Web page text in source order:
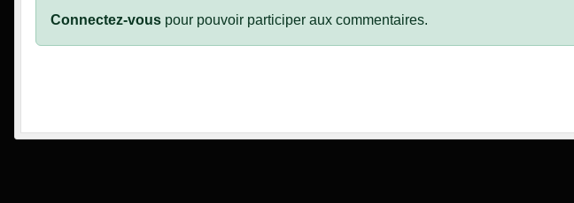
Connectez-vous pour pouvoir participer aux commentaires.